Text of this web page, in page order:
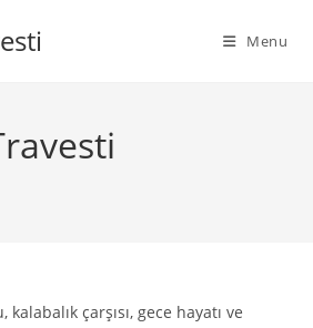
Menu
kalabalık çarşısı, gece hayatı ve